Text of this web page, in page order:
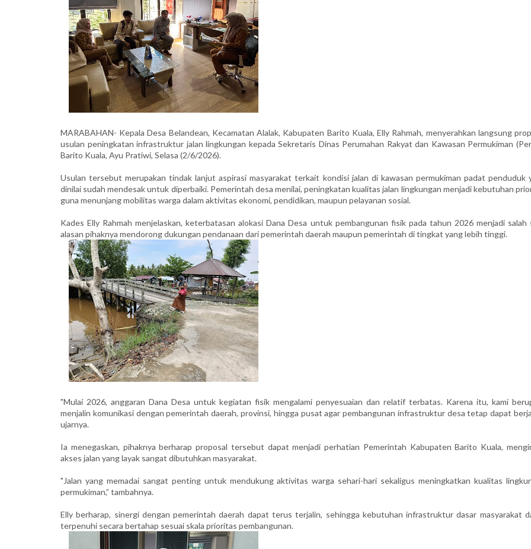
MARABAHAN- Kepala Desa Belandean, Kecamatan Alalak, Kabupaten Barito Kuala, Elly Rahmah, menyerahkan langsung
usulan peningkatan infrastruktur jalan lingkungan kepada Sekretaris Dinas Perumahan Rakyat dan Kawasan Permukiman
Barito Kuala, Ayu Pratiwi, Selasa (2/6/2026).
Usulan tersebut merupakan tindak lanjut aspirasi masyarakat terkait kondisi jalan di kawasan permukiman padat penduduk
dinilai sudah mendesak untuk diperbaiki. Pemerintah desa menilai, peningkatan kualitas jalan lingkungan menjadi kebutuhan
guna menunjang mobilitas warga dalam aktivitas ekonomi, pendidikan, maupun pelayanan sosial.
Kades Elly Rahmah menjelaskan, keterbatasan alokasi Dana Desa untuk pembangunan fisik pada tahun 2026 menjadi salah
alasan pihaknya mendorong dukungan pendanaan dari pemerintah daerah maupun pemerintah di tingkat yang lebih tinggi.
"Mulai 2026, anggaran Dana Desa untuk kegiatan fisik mengalami penyesuaian dan relatif terbatas. Karena itu, kami
menjalin komunikasi dengan pemerintah daerah, provinsi, hingga pusat agar pembangunan infrastruktur desa tetap dapat
ujarnya.
Ia menegaskan, pihaknya berharap proposal tersebut dapat menjadi perhatian Pemerintah Kabupaten Barito Kuala,
akses jalan yang layak sangat dibutuhkan masyarakat.
"Jalan yang memadai sangat penting untuk mendukung aktivitas warga sehari-hari sekaligus meningkatkan kualitas
permukiman,” tambahnya.
Elly berharap, sinergi dengan pemerintah daerah dapat terus terjalin, sehingga kebutuhan infrastruktur dasar masyarakat
terpenuhi secara bertahap sesuai skala prioritas pembangunan.